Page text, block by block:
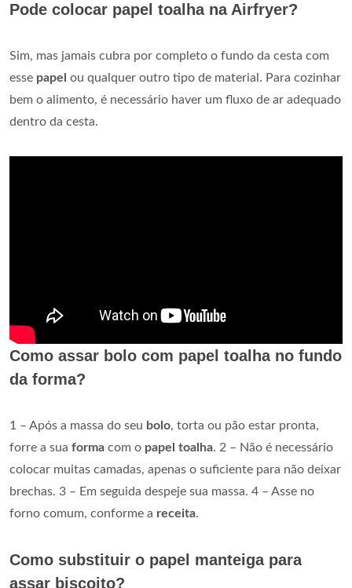
Pode colocar papel toalha na Airfryer?
Sim, mas jamais cubra por completo o fundo da cesta com
esse papel ou qualquer outro tipo de material. Para cozinhar
bem o alimento, é necessário haver um fluxo de ar adequado
dentro da cesta.
Como assar bolo com papel toalha no fundo
da forma?
1 – Após a massa do seu bolo, torta ou pão estar pronta,
forre a sua forma com o papel toalha. 2 – Não é necessário
colocar muitas camadas, apenas o suficiente para não deixar
brechas. 3 – Em seguida despeje sua massa. 4 – Asse no
forno comum, conforme a receita.
Como substituir o papel manteiga para
assar biscoito?